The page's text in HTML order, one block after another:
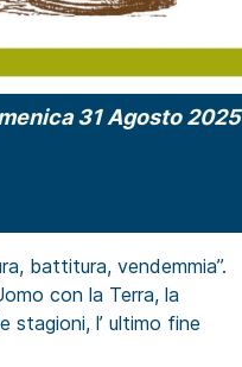
31 Agosto 2025
battitura, vendemmia”.
con la Terra, la
stagioni, l’ ultimo fine